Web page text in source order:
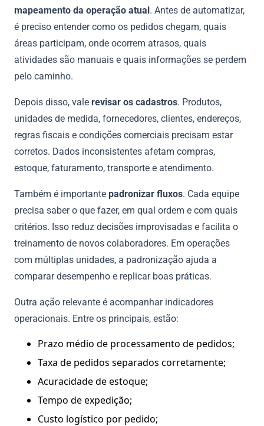
mapeamento da operação atual. Antes de automatizar,
é preciso entender como os pedidos chegam, quais
áreas participam, onde ocorrem atrasos, quais
atividades são manuais e quais informações se perdem
pelo caminho.
Depois disso, vale revisar os cadastros. Produtos,
unidades de medida, fornecedores, clientes, endereços,
regras fiscais e condições comerciais precisam estar
corretos. Dados inconsistentes afetam compras,
estoque, faturamento, transporte e atendimento.
Também é importante padronizar fluxos. Cada equipe
precisa saber o que fazer, em qual ordem e com quais
critérios. Isso reduz decisões improvisadas e facilita o
treinamento de novos colaboradores. Em operações
com múltiplas unidades, a padronização ajuda a
comparar desempenho e replicar boas práticas.
Outra ação relevante é acompanhar indicadores
operacionais. Entre os principais, estão:
Prazo médio de processamento de pedidos;
Taxa de pedidos separados corretamente;
Acuracidade de estoque;
Tempo de expedição;
Custo logístico por pedido;